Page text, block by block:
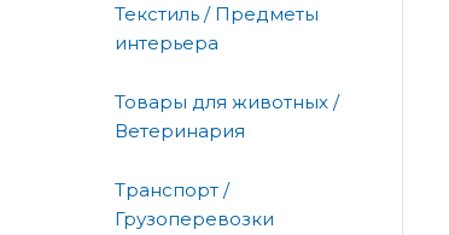
Текстиль / Предметы
интерьера
Товары для животных /
Ветеринария
Транспорт /
Грузоперевозки